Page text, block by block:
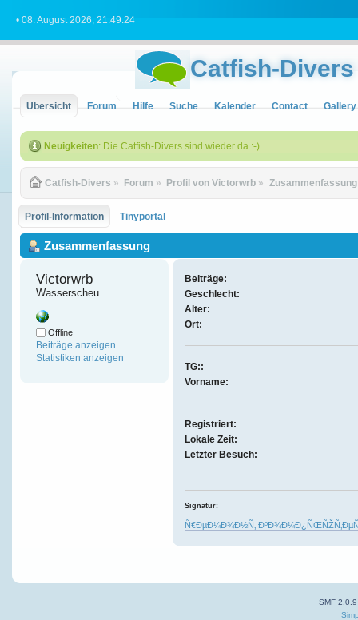
• 08. August 2026, 21:49:24
Catfish-Divers
Übersicht Forum Hilfe Suche Kalender Contact Gallery
Neuigkeiten: Die Catfish-Divers sind wieder da :-)
Catfish-Divers » Forum » Profil von Victorwrb » Zusammenfassung
Profil-Information Tinyportal
Zusammenfassung
Victorwrb
Wasserscheu
Offline
Beiträge anzeigen
Statistiken anzeigen
Beiträge:
Geschlecht:
Alter:
Ort:
TG::
Vorname:
Registriert:
Lokale Zeit:
Letzter Besuch:
Signatur:
Ñ€ÐµÐ¼Ð¾Ð½Ñ‚
SMF 2.0.9